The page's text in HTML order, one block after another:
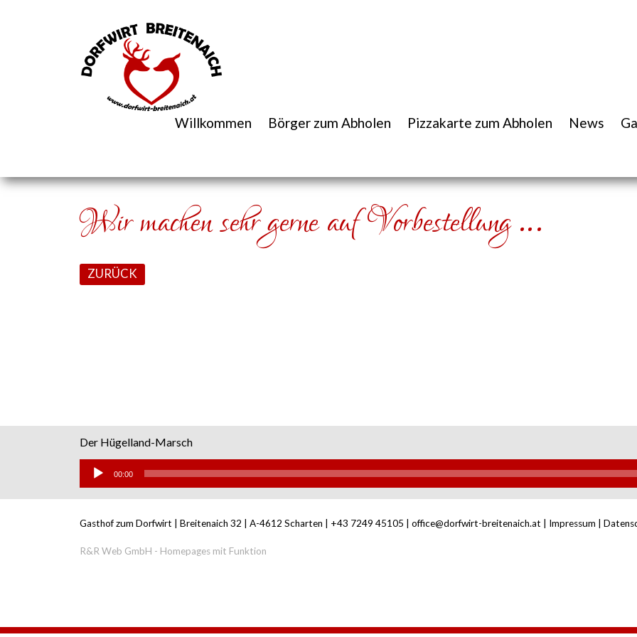
Willkommen Börger zum Abholen Pizzakarte zum Abholen News
Wir machen sehr gerne auf Vorbestellung …
ZURÜCK
Der Hügelland-Marsch
Audio-
Player
00:00
Gasthof zum Dorfwirt | Breitenaich 32 | A-4612 Scharten | +43 7249 45105 office@dorfwirt-breitenaich.at Impressum
R&R Web GmbH - Homepages mit Funktion